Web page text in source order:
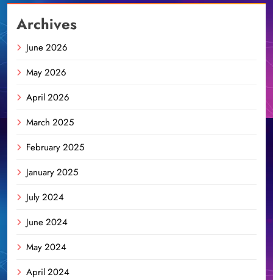
Archives
June 2026
May 2026
April 2026
March 2025
February 2025
January 2025
July 2024
June 2024
May 2024
April 2024